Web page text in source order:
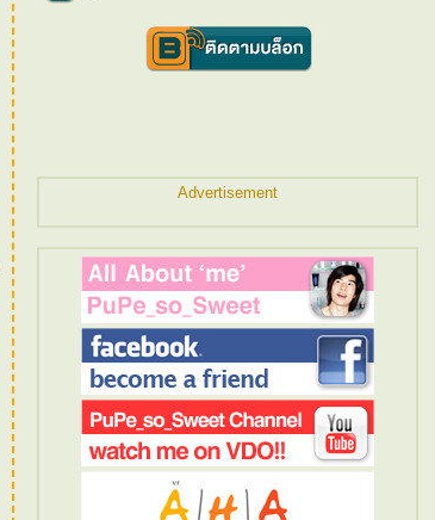
Advertisement